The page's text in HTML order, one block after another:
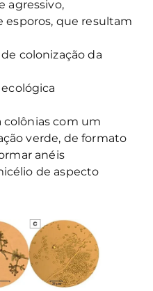
agressivo,
esporos, que resultam
colonização da
com um
verde, de formato
anéis
de aspecto